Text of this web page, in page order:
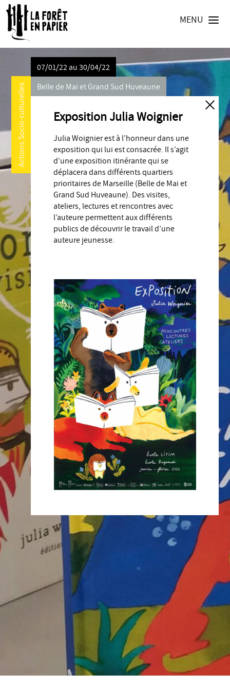
MENU
Actions Socio-culturelles
07/01/22 au 30/04/22
Belle de Mai et Grand Sud Huveaune
Exposition Julia Woignier
Julia Woignier est à l’honneur dans une
exposition qui lui est consacrée. Il s’agit
d’une exposition itinérante qui se
déplacera dans différents quartiers
prioritaires de Marseille (Belle de Mai et
Grand Sud Huveaune). Des visites,
ateliers, lectures et rencontres avec
l’auteure permettent aux différents
publics de découvrir le travail d’une
auteure jeunesse.